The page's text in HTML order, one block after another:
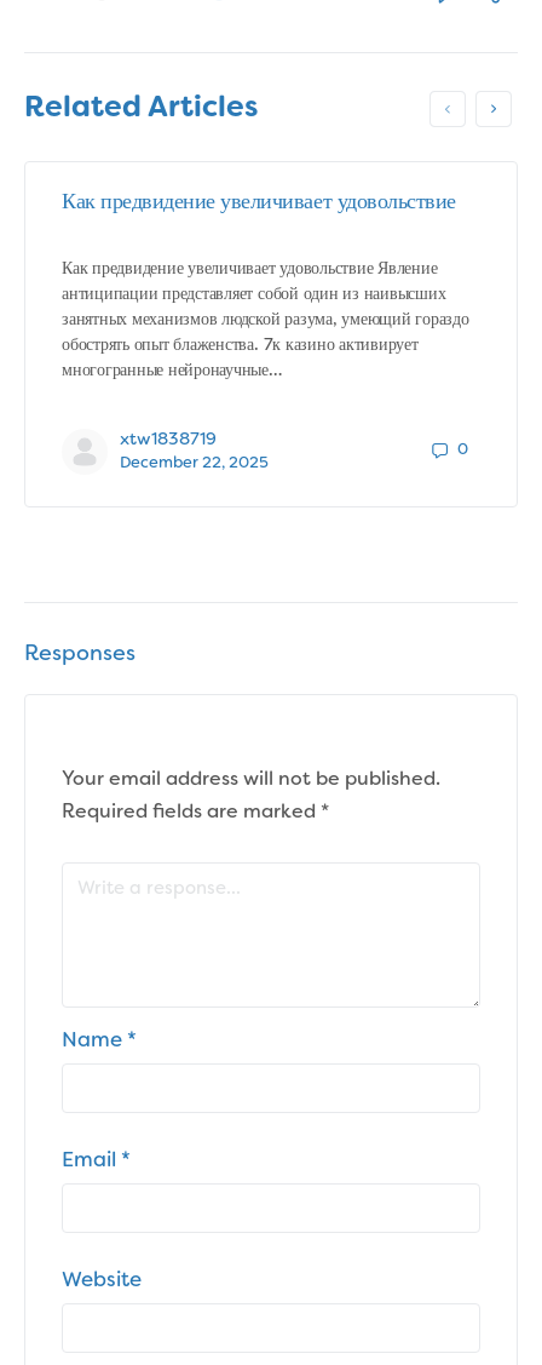
Related Articles
Как предвидение увеличивает удовольствие
Как предвидение увеличивает удовольствие Явление
антиципации представляет собой один из наивысших
занятных механизмов людской разума, умеющий гораздо
обострять опыт блаженства. 7к казино активирует
многогранные нейронаучные…
xtw1838719
December 22, 2025
0
Responses
Your email address will not be published.
Required fields are marked *
Name *
Email *
Website